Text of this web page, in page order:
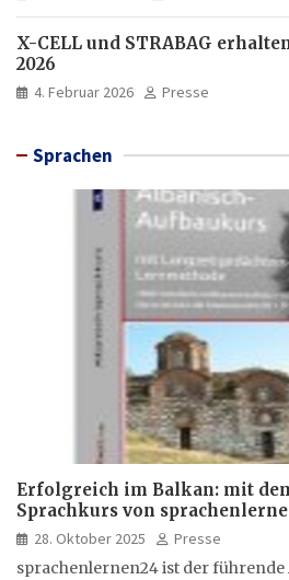
X-CELL und STRABAG
2026
4. Februar 2026 Presse
Sprachen
Erfolgreich im Balkan: mit
Sprachkurs von
28. Oktober 2025
Presse
sprachenlernen24 ist der